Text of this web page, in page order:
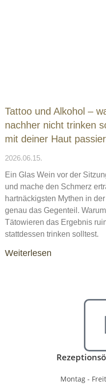
Tattoo und Alkohol –
nachher nicht trinken
mit deiner Haut
2026.06.15.
Ein Glas Wein vor der
und mache den Schmerz
hartnäckigsten Mythen in
genau das Gegenteil.
Tätowieren das Ergebnis
stattdessen trinken solltest.
Weiterlesen
Montag -